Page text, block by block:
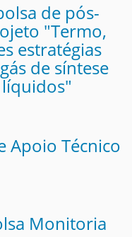
de pós-
"Termo,
estratégias
de síntese
Apoio Técnico
Monitoria